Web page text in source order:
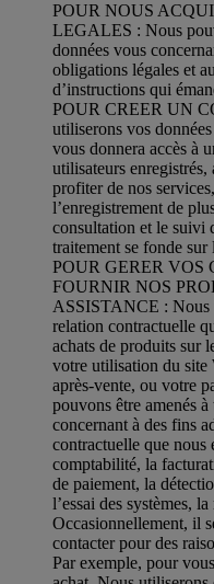
POUR NOUS
LEGALES : Nous
données vous
obligations légales et
d’instructions qui
POUR CREER UN
utiliserons vos
vous donnera accès à
utilisateurs
profiter de nos
l’enregistrement de
consultation et le suivi
traitement se fonde sur
POUR GERER VOS
FOURNIR NOS
ASSISTANCE : Nous
relation contractuelle
achats de produits sur
votre utilisation du site
après-vente, ou votre
pouvons être amenés
concernant à des fins
contractuelle que nous
comptabilité, la
de paiement, la
l’essai des systèmes,
Occasionnellement, il
contacter pour des
Par exemple, pour